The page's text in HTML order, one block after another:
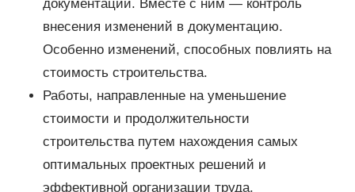
документации. Вместе с ним — контроль
внесения изменений в документацию.
Особенно изменений, способных повлиять на
стоимость строительства.
Работы, направленные на уменьшение
стоимости и продолжительности
строительства путем нахождения самых
оптимальных проектных решений и
эффективной организации труда.